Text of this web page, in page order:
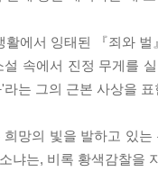
활에서 잉태된 『죄와
속에서 진정 무게를
는 그의 근본 사상을
망의 빛을 발하고 있
냐는, 비록 황색감찰을